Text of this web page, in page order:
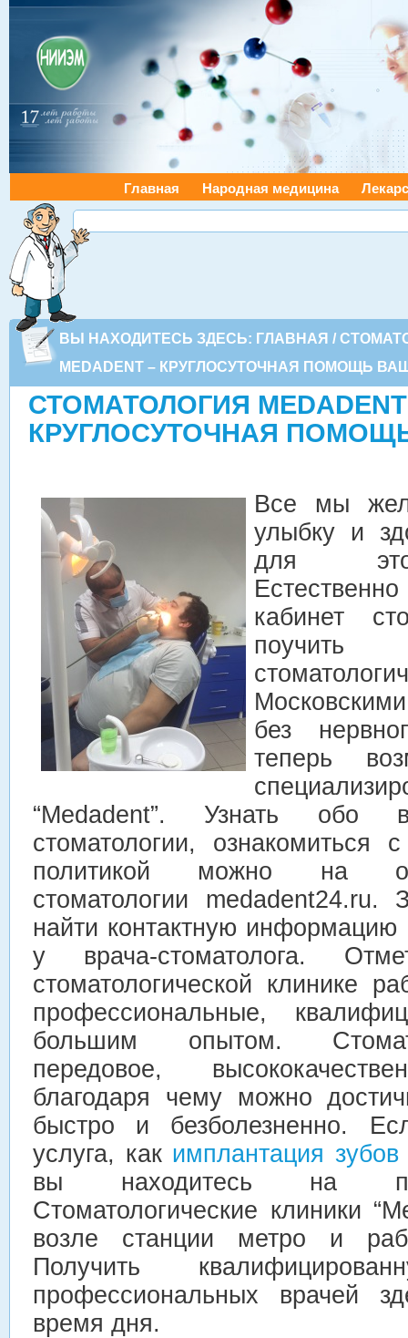
Главная Народная медицина
ВЫ НАХОДИТЕСЬ ЗДЕСЬ: ГЛАВНАЯ /
MEDADENT – КРУГЛОСУТОЧНАЯ ПОМОЩЬ
СТОМАТОЛОГИЯ
КРУГЛОСУТОЧНАЯ
Все мы
улыбку и
для
кабинет
без
теперь
“Medadent”. Узнать обо
стоматологии, ознакомиться
политикой можно на
стоматологии
найти контактную
у врача-стоматолога.
стоматологической клинике
профессиональные,
большим опытом.
передовое,
благодаря чему можно
быстро и безболезненно.
услуга, как имплантация
вы находитесь на
Стоматологические клиники
возле станции метро и
Получить
профессиональных врачей
время дня.